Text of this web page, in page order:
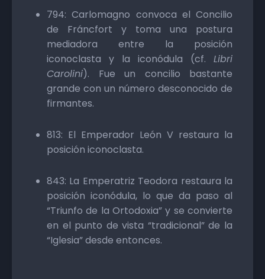
794: Carlomagno convoca el Concilio
de Fráncfort y toma una postura
mediadora entre la posición
iconoclasta y la iconódula (cf. Libri
Carolini). Fue un concilio bastante
grande con un número desconocido de
firmantes.
813: El Emperador León V restaura la
posición iconoclasta.
843: La Emperatriz Teodora restaura la
posición iconódula, lo que da paso al
“Triunfo de la Ortodoxia” y se convierte
en el punto de vista “tradicional” de la
“Iglesia” desde entonces.